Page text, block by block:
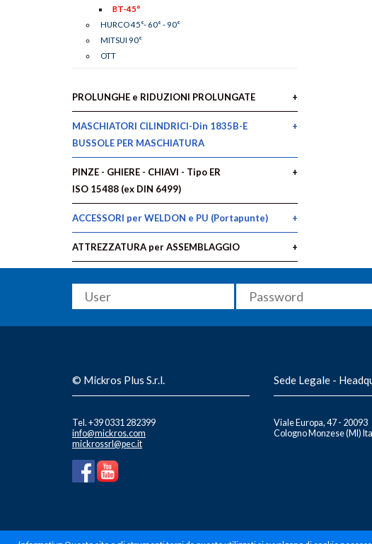
BT-45°
HURCO 45°- 60° - 90°
MITSUI 90°
OTT
PROLUNGHE e RIDUZIONI PROLUNGATE
MASCHIATORI CILINDRICI-Din 1835B-E
BUSSOLE PER MASCHIATURA
PINZE - GHIERE - CHIAVI - Tipo ER
ISO 15488 (ex DIN 6499)
ACCESSORI per WELDON e PU (Portapunte)
ATTREZZATURA per ASSEMBLAGGIO
© Mickros Plus S.r.l.
Tel. +39 0331 282399
info@mickros.com
mickrossrl@pec.it
Sede Legale -
Viale Europa, 47 - 20093
Cologno Monzese (MI)